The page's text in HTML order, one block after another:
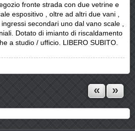
fronte strada con due vetrine e
espositivo , oltre ad altri due vani ,
secondari uno dal vano scale ,
Dotato di imianto di riscaldamento
a studio / ufficio. LIBERO SUBITO.
« »